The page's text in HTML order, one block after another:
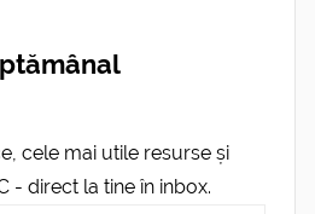
cele mai utile resurse și
- direct la tine în inbox.